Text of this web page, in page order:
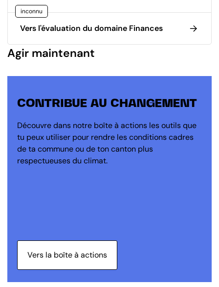
inconnu
Vers l'évaluation du domaine Finances
Agir maintenant
CONTRIBUE AU CHANGEMENT
Découvre dans notre boîte à actions les outils que
tu peux utiliser pour rendre les conditions cadres
de ta commune ou de ton canton plus
respectueuses du climat.
Vers la boîte à actions